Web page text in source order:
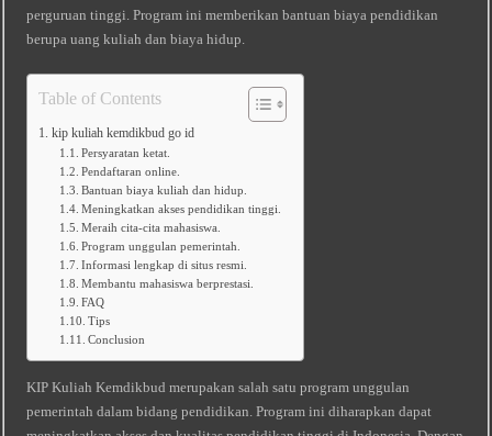
perguruan tinggi. Program ini memberikan bantuan biaya pendidikan
berupa uang kuliah dan biaya hidup.
Table of Contents
kip kuliah kemdikbud go id
Persyaratan ketat.
Pendaftaran online.
Bantuan biaya kuliah dan hidup.
Meningkatkan akses pendidikan tinggi.
Meraih cita-cita mahasiswa.
Program unggulan pemerintah.
Informasi lengkap di situs resmi.
Membantu mahasiswa berprestasi.
FAQ
Tips
Conclusion
KIP Kuliah Kemdikbud merupakan salah satu program unggulan
pemerintah dalam bidang pendidikan. Program ini diharapkan dapat